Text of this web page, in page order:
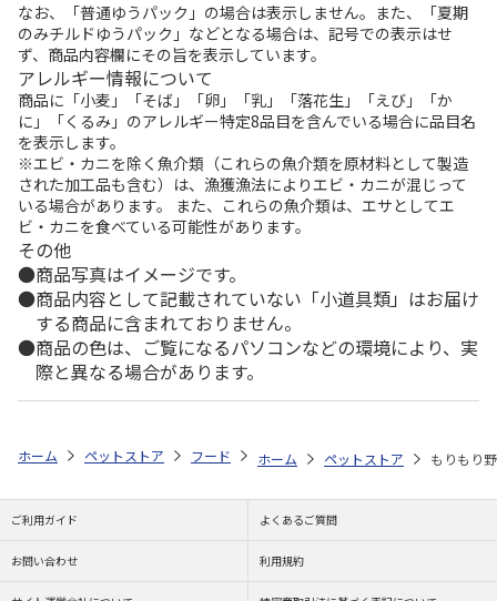
なお、「普通ゆうパック」の場合は表示しません。また、「夏期
のみチルドゆうパック」などとなる場合は、記号での表示はせ
ず、商品内容欄にその旨を表示しています。
アレルギー情報について
商品に「小麦」「そば」「卵」「乳」「落花生」「えび」「か
に」「くるみ」のアレルギー特定8品目を含んでいる場合に品目名
を表示します。
※エビ・カニを除く魚介類（これらの魚介類を原材料として製造
された加工品も含む）は、漁獲漁法によりエビ・カニが混じって
いる場合があります。 また、これらの魚介類は、エサとしてエ
ビ・カニを食べている可能性があります。
その他
商品写真はイメージです。
商品内容として記載されていない「小道具類」はお届け
する商品に含まれておりません。
商品の色は、ご覧になるパソコンなどの環境により、実
際と異なる場合があります。
ホーム ペットストア フード フード（小動物用） ハムスター
ホーム ペットストア もりもり
ご利用ガイド よくあるご質問
お問い合わせ 利用規約